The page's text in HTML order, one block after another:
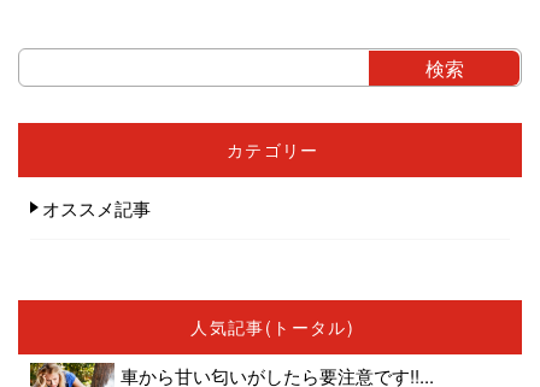
カテゴリー
オススメ記事
人気記事(トータル)
車から甘い匂いがしたら要注意です!!...